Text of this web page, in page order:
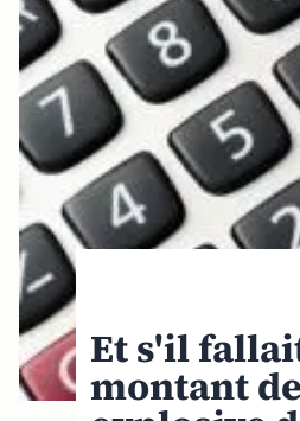
Et s'il
montant